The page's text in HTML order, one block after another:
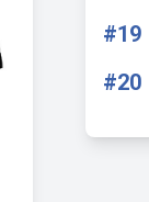
#19
#20